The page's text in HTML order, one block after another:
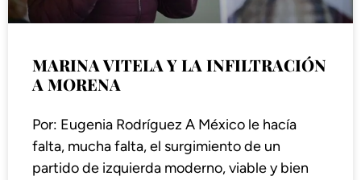
MARINA VITELA Y LA INFILTRACIÓN
A MORENA
Por: Eugenia Rodríguez A México le hacía
falta, mucha falta, el surgimiento de un
partido de izquierda moderno, viable y bien